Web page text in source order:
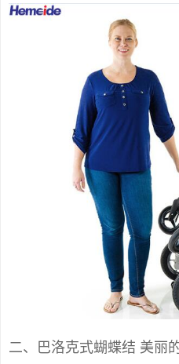
二、巴洛克式蝴蝶结 美丽